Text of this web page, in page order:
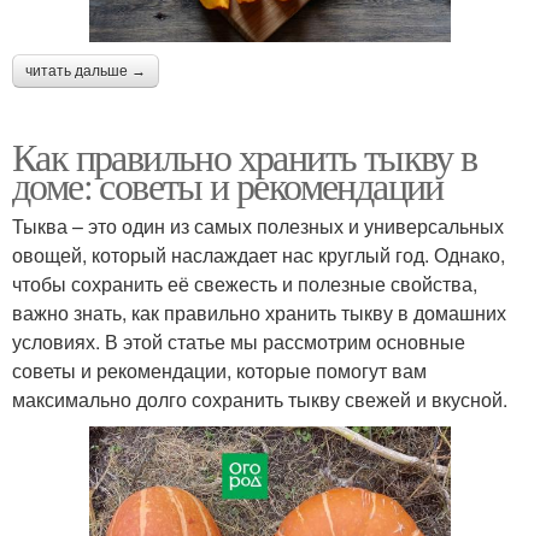
читать дальше →
Как правильно хранить тыкву в
доме: советы и рекомендации
Тыква – это один из самых полезных и универсальных
овощей, который наслаждает нас круглый год. Однако,
чтобы сохранить её свежесть и полезные свойства,
важно знать, как правильно хранить тыкву в домашних
условиях. В этой статье мы рассмотрим основные
советы и рекомендации, которые помогут вам
максимально долго сохранить тыкву свежей и вкусной.